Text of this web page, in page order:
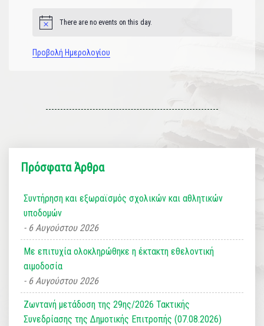
Notice There are no events on this day.
Προβολή Ημερολογίου
Πρόσφατα Άρθρα
Συντήρηση και εξωραϊσμός σχολικών και αθλητικών
υποδομών
6 Αυγούστου 2026
Με επιτυχία ολοκληρώθηκε η έκτακτη εθελοντική
αιμοδοσία
6 Αυγούστου 2026
Ζωντανή μετάδοση της 29ης/2026 Τακτικής
Συνεδρίασης της Δημοτικής Επιτροπής (07.08.2026)